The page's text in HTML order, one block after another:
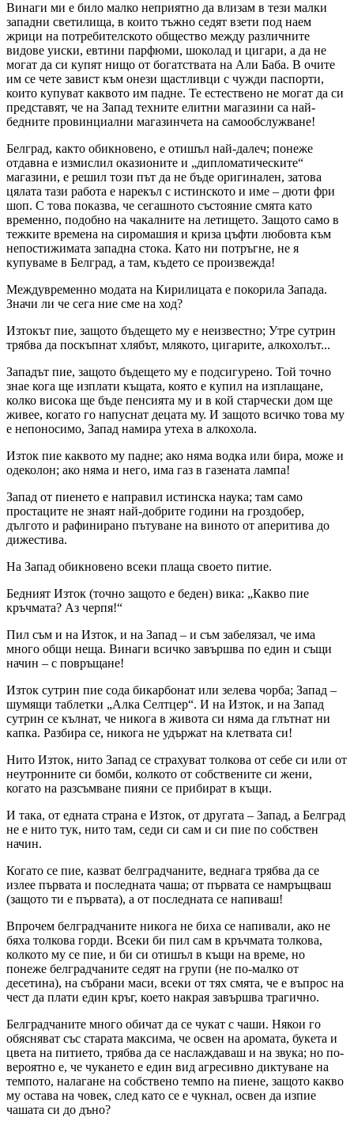
Винаги ми е било малко неприятно да влизам в тези малки
западни светилища, в които тъжно седят взети под наем
жрици на потребителското общество между различните
видове уиски, евтини парфюми, шоколад и цигари, а да не
могат да си купят нищо от богатствата на Али Баба. В очите
им се чете завист към онези щастливци с чужди паспорти,
които купуват каквото им падне. Те естествено не могат да си
представят, че на Запад техните елитни магазини са най-
бедните провинциални магазинчета на самообслужване!
Белград, както обикновено, е отишъл най-далеч; понеже
отдавна е измислил оказионите и „дипломатическите“
магазини, е решил този път да не бъде оригинален, затова
цялата тази работа е нарекъл с истинското и име – дюти фри
шоп. С това показва, че сегашното състояние смята като
временно, подобно на чакалните на летището. Защото само в
тежките времена на сиромашия и криза цъфти любовта към
непостижимата западна стока. Като ни потръгне, не я
купуваме в Белград, а там, където се произвежда!
Междувременно модата на Кирилицата е покорила Запада.
Значи ли че сега ние сме на ход?
Изтокът пие, защото бъдещето му е неизвестно; Утре сутрин
трябва да поскъпнат хлябът, млякото, цигарите, алкохолът...
Западът пие, защото бъдещето му е подсигурено. Той точно
знае кога ще изплати къщата, която е купил на изплащане,
колко висока ще бъде пенсията му и в кой старчески дом ще
живее, когато го напуснат децата му. И защото всичко това му
е непоносимо, Запад намира утеха в алкохола.
Изток пие каквото му падне; ако няма водка или бира, може и
одеколон; ако няма и него, има газ в газената лампа!
Запад от пиенето е направил истинска наука; там само
простаците не знаят най-добрите години на гроздобер,
дългото и рафинирано пътуване на виното от аперитива до
дижестива.
На Запад обикновено всеки плаща своето питие.
Бедният Изток (точно защото е беден) вика: „Какво пие
кръчмата? Аз черпя!“
Пил съм и на Изток, и на Запад – и съм забелязал, че има
много общи неща. Винаги всичко завършва по един и същи
начин – с повръщане!
Изток сутрин пие сода бикарбонат или зелева чорба; Запад –
шумящи таблетки „Алка Селтцер“. И на Изток, и на Запад
сутрин се кълнат, че никога в живота си няма да глътнат ни
капка. Разбира се, никога не удържат на клетвата си!
Нито Изток, нито Запад се страхуват толкова от себе си или от
неутронните си бомби, колкото от собствените си жени,
когато на разсъмване пияни се прибират в къщи.
И така, от едната страна е Изток, от другата – Запад, а Белград
не е нито тук, нито там, седи си сам и си пие по собствен
начин.
Когато се пие, казват белградчаните, веднага трябва да се
излее първата и последната чаша; от първата се намръщваш
(защото ти е първата), а от последната се напиваш!
Впрочем белградчаните никога не биха се напивали, ако не
бяха толкова горди. Всеки би пил сам в кръчмата толкова,
колкото му се пие, и би си отишъл в къщи на време, но
понеже белградчаните седят на групи (не по-малко от
десетина), на събрани маси, всеки от тях смята, че е въпрос на
чест да плати един кръг, което накрая завършва трагично.
Белградчаните много обичат да се чукат с чаши. Някои го
обясняват със старата максима, че освен на аромата, букета и
цвета на питието, трябва да се наслаждаваш и на звука; но по-
вероятно е, че чукането е един вид агресивно диктуване на
темпото, налагане на собствено темпо на пиене, защото какво
му остава на човек, след като се е чукнал, освен да изпие
чашата си до дъно?